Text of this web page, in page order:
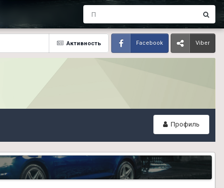
Активность Facebook Viber
Профиль